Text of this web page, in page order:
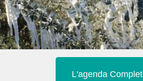
L'agenda Complet